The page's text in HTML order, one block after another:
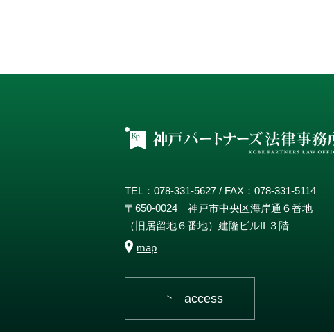
TEL：078-331-5627 / FAX：078-331-5114
〒650-0024 神戸市中央区海岸通６番地
（旧居留地６番地）建隆ビルII ３階
map
access